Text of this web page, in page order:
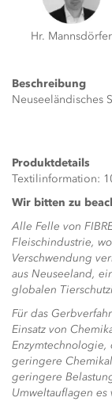
Hr. Mannsdörfer
Beschreibung
Neuseeländisches
Produktdetails
Textilinformation:
Wir bitten zu
Alle Felle von
Fleischindustrie,
Verschwendung
aus Neuseeland,
globalen
Für das
Einsatz von
geringere
geringere
Umweltauflagen es